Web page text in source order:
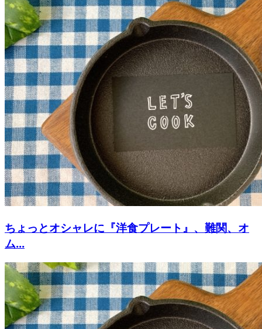
ちょっとオシャレに『洋食プレート』、難関、オ
ム...